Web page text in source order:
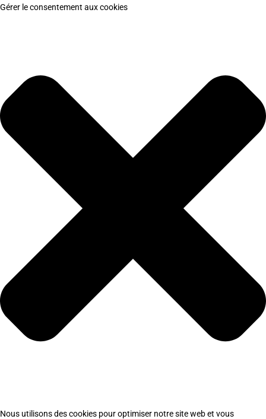
Gérer le consentement aux cookies
Nous utilisons des cookies pour optimiser notre site web et vous